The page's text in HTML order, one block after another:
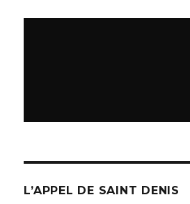
L’APPEL DE SAINT DENIS